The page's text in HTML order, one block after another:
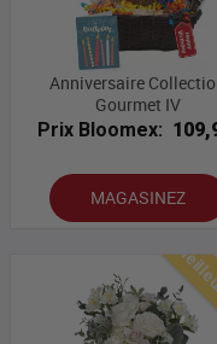
Anniversaire
Gourmet IV
Prix Bloomex:
MAGASINEZ